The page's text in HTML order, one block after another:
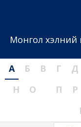
Монгол хэлний
А Б В Г Д
Н
О П Р